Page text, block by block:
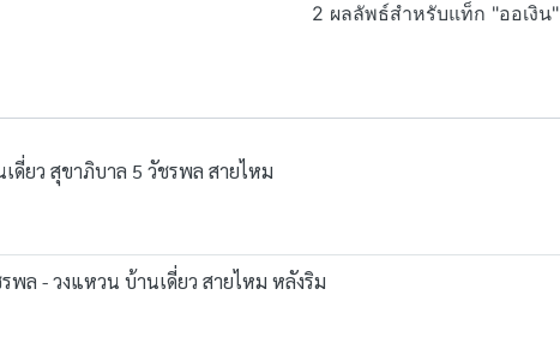
2 ผลลัพธ์สำหรับแท็ก "ออเงิน"
ยว สุขาภิบาล 5 วัชรพล สายไหม
พล - วงแหวน บ้านเดี่ยว สายไหม หลังริม